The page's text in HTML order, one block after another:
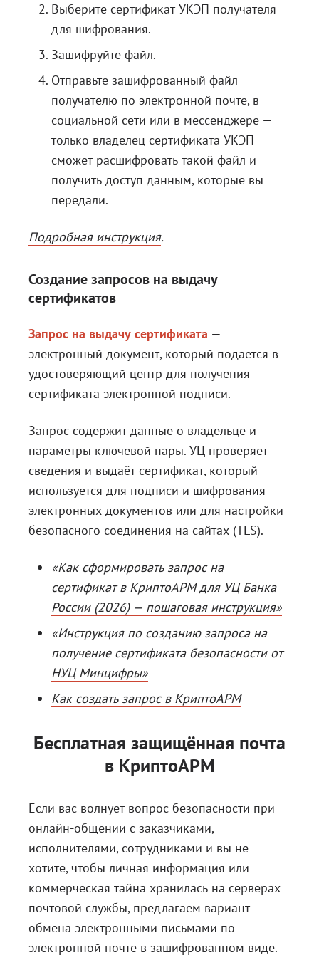
Выберите сертификат УКЭП получателя
для шифрования.
Зашифруйте файл.
Отправьте зашифрованный файл
получателю по электронной почте, в
социальной сети или в мессенджере —
только владелец сертификата УКЭП
сможет расшифровать такой файл и
получить доступ данным, которые вы
передали.
Подробная инструкция.
Создание запросов на выдачу
сертификатов
Запрос на выдачу сертификата —
электронный документ, который подаётся в
удостоверяющий центр для получения
сертификата электронной подписи.
Запрос содержит данные о владельце и
параметры ключевой пары. УЦ проверяет
сведения и выдаёт сертификат, который
используется для подписи и шифрования
электронных документов или для настройки
безопасного соединения на сайтах (TLS).
«Как сформировать запрос на
сертификат в КриптоАРМ для УЦ Банка
России (2026) — пошаговая инструкция»
«Инструкция по созданию запроса на
получение сертификата безопасности от
НУЦ Минцифры»
Как создать запрос в КриптоАРМ
Бесплатная защищённая почта
в КриптоАРМ
Если вас волнует вопрос безопасности при
онлайн-общении с заказчиками,
исполнителями, сотрудниками и вы не
хотите, чтобы личная информация или
коммерческая тайна хранилась на серверах
почтовой службы, предлагаем вариант
обмена электронными письмами по
электронной почте в зашифрованном виде.